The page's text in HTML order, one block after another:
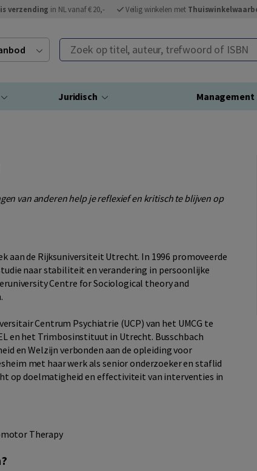
verzending in NL vanaf € 20,- Veilig winkelen met
Zoek op titel, auteur, trefwoord of ISBN
Juridisch Management
van anderen help je reflexief en kritisch te blijven op
aan de Rijksuniversiteit Utrecht. In 1996 promoveerde
naar stabiliteit en verandering in persoonlijke
Centre for Sociological theory and
Centrum Psychiatrie (UCP) van het UMCG te
en het Trimbosinstituut in Utrecht. Busschbach
en Welzijn verbonden aan de opleiding voor
met haar werk als senior onderzoeker en staflid
op doelmatigheid en effectiviteit van interventies in
Therapy